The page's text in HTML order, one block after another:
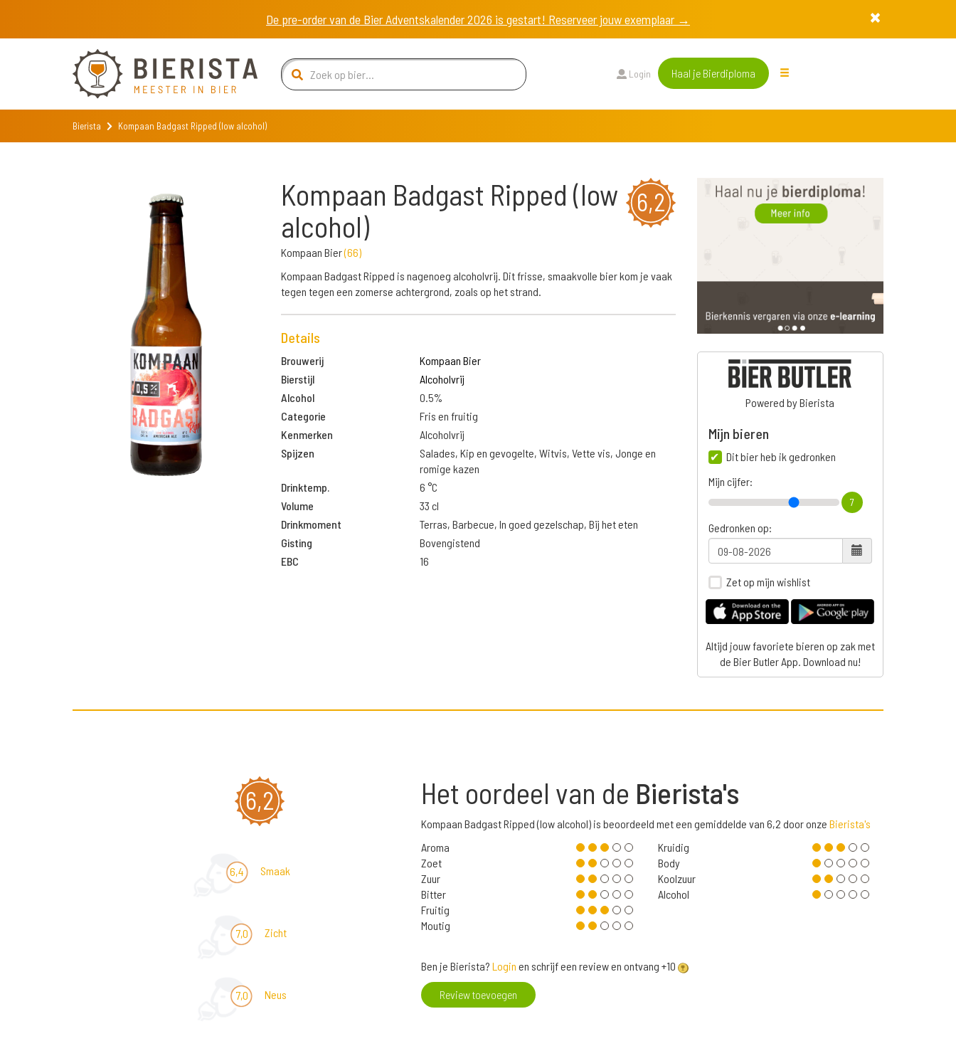
De pre-order van de Bier Adventskalender 2026 is gestart! Reserveer jouw exemplaar →
Login Haal je Bierdiploma
Bierista Kompaan Badgast Ripped (low alcohol)
6,2
Kompaan Badgast Ripped (low
alcohol)
Kompaan Bier(66)
Kompaan Badgast Ripped is nagenoeg alcoholvrij. Dit frisse, smaakvolle bier kom je vaak
tegen tegen een zomerse achtergrond, zoals op het strand.
Details
Brouwerij
Kompaan Bier
Bierstijl
Alcoholvrij
Alcohol
0.5%
Categorie
Fris en fruitig
Kenmerken
Alcoholvrij
Spijzen
Salades, Kip en gevogelte, Witvis, Vette vis, Jonge en
romige kazen
Drinktemp.
6 °C
Volume
33 cl
Drinkmoment
Terras, Barbecue, In goed gezelschap, Bij het eten
Gisting
Bovengistend
EBC
16
Powered by Bierista
Mijn bieren
Dit bier heb ik gedronken
Mijn cijfer:
7
Gedronken op:
Zet op mijn wishlist
Altijd jouw favoriete bieren op zak met
de Bier Butler App. Download nu!
6,2
6,4 Smaak
7,0 Zicht
7,0 Neus
Het oordeel van de Bierista's
Kompaan Badgast Ripped (low alcohol) is beoordeeld met een gemiddelde van 6,2 door onze Bierista's
Aroma
Zoet
Zuur
Bitter
Fruitig
Moutig
Kruidig
Body
Koolzuur
Alcohol
Ben je Bierista? Login en schrijf een review en ontvang +10
Review toevoegen